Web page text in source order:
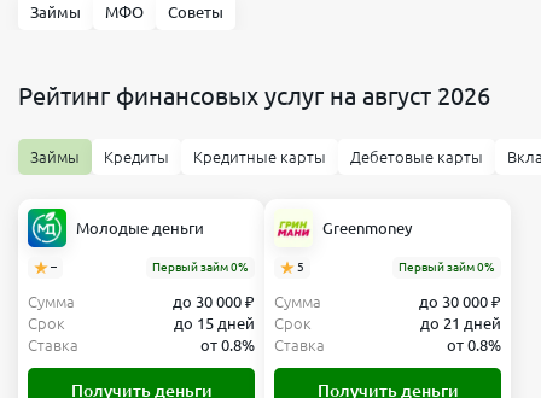
Займы МФО Советы
Рейтинг финансовых услуг на август 2026
Займы Кредиты Кредитные карты Дебетовые карты
Молодые деньги
– Первый займ 0%
Сумма
до 30 000 ₽
Срок
до 15 дней
Ставка
от 0.8%
Получить деньги
Greenmoney
5 Первый займ 0%
Сумма
до 30 000 ₽
Срок
до 21 дней
Ставка
от 0.8%
Получить деньги